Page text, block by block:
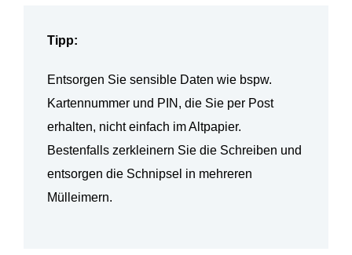
Tipp:
Entsorgen Sie sensible Daten wie bspw.
Kartennummer und PIN, die Sie per Post
erhalten, nicht einfach im Altpapier.
Bestenfalls zerkleinern Sie die Schreiben und
entsorgen die Schnipsel in mehreren
Mülleimern.